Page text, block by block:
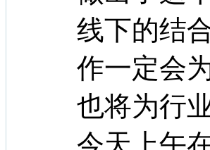
线下的结
作一定会
也将为行